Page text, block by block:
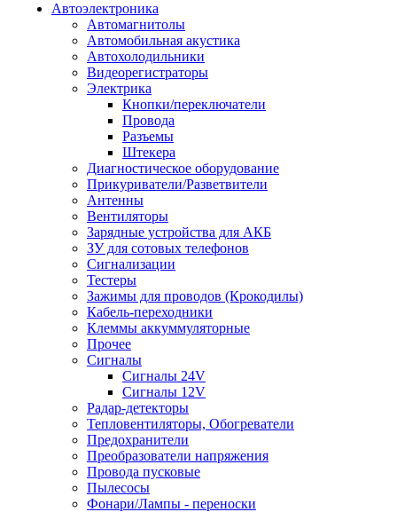
Автоэлектроника
Автомагнитолы
Автомобильная акустика
Автохолодильники
Видеорегистраторы
Электрика
Кнопки/переключатели
Провода
Разъемы
Штекера
Диагностическое оборудование
Прикуриватели/Разветвители
Антенны
Вентиляторы
Зарядные устройства для АКБ
ЗУ для сотовых телефонов
Сигнализации
Тестеры
Зажимы для проводов (Крокодилы)
Кабель-переходники
Клеммы аккуммуляторные
Прочее
Сигналы
Сигналы 24V
Сигналы 12V
Радар-детекторы
Тепловентиляторы, Обогреватели
Предохранители
Преобразователи напряжения
Провода пусковые
Пылесосы
Фонари/Лампы - переноски